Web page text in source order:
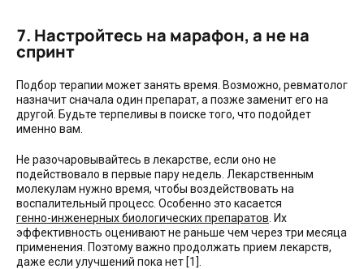
7. Настройтесь на марафон, а не на
спринт
Подбор терапии может занять время. Возможно, ревматолог
назначит сначала один препарат, а позже заменит его на
другой. Будьте терпеливы в поиске того, что подойдет
именно вам.
Не разочаровывайтесь в лекарстве, если оно не
подействовало в первые пару недель. Лекарственным
молекулам нужно время, чтобы воздействовать на
воспалительный процесс. Особенно это касается
генно-инженерных биологических препаратов . Их
эффективность оценивают не раньше чем через три месяца
применения. Поэтому важно продолжать прием лекарств,
даже если улучшений пока нет [1].